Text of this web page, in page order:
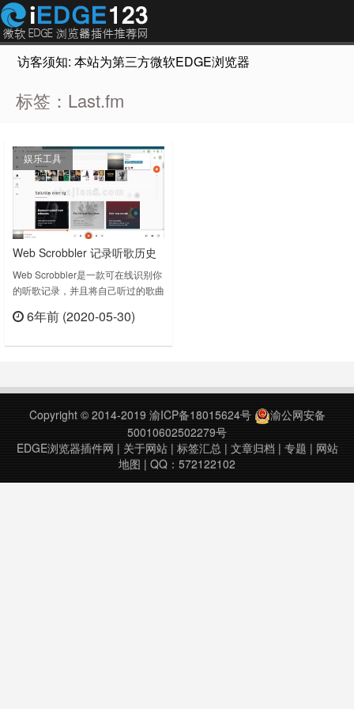
访客须知: 本站为第三方微软EDGE浏览器插件推荐网站，
标签：Last.fm
娱乐工具
Web Scrobbler 记录听歌历史
同步到Last.fm
Web Scrobbler是一款可在线识别你
的听歌记录，并且将自己听过的歌曲
Scrobbler 支持非常多的在线音乐网
可，识别成功的歌曲会通过浏览器的
Scrobble……
6年前 (2020-05-30)
Copyright © 2014-2019 渝ICP备18015624号
渝公网安备
50010602502279号
EDGE浏览器插件网 | 关于网站| 标签汇总| 文章归档 | 专题 | 网站
地图 | QQ：572122102